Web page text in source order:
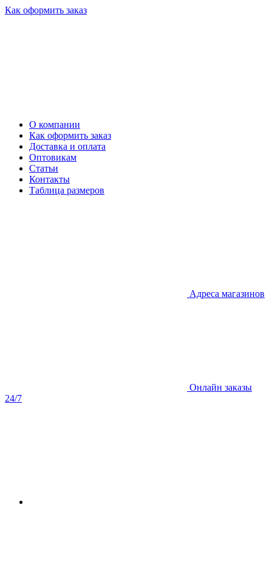
Как оформить заказ
О компании
Как оформить заказ
Доставка и оплата
Оптовикам
Статьи
Контакты
Таблица размеров
Адреса магазинов
Онлайн заказы
24/7